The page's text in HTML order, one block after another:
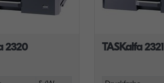
2320 TASKalfa 2321